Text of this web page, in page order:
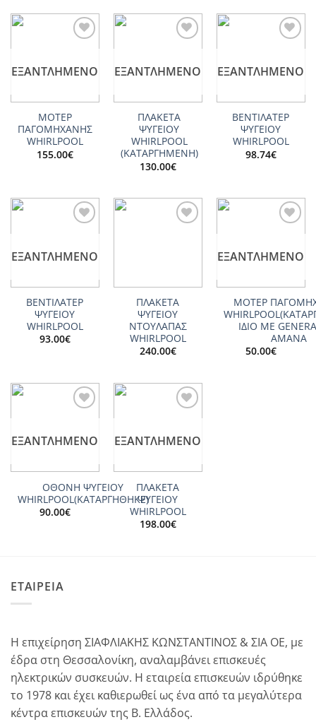
ΕΞΑΝΤΛΗΜΈΝΟ
ΜΟΤΕΡ
ΠΑΓΟΜΗΧΑΝΗΣ
WHIRLPOOL
155.00€
ΕΞΑΝΤΛΗΜΈΝΟ
ΠΛΑΚΕΤΑ
ΨΥΓΕΙΟΥ
WHIRLPOOL
(ΚΑΤΑΡΓΗΜΕΝΗ)
130.00€
ΕΞΑΝΤΛΗΜΈΝΟ
ΒΕΝΤΙΛΑΤΕΡ
ΨΥΓΕΙΟY
WHIRLPOOL
98.74€
ΕΞΑΝΤΛΗΜΈΝΟ
ΒΕΝΤΙΛΑΤΕΡ
ΨΥΓΕΙΟY
WHIRLPOOL
93.00€
ΠΛΑΚΕΤΑ
ΨΥΓΕΙΟΥ
ΝΤΟΥΛΑΠΑΣ
WHIRLPOOL
240.00€
ΕΞΑΝΤΛΗΜΈΝΟ
ΜΟΤΕΡ
ΙΔΙΟ ΜΕ
AMANA
50.00€
ΕΞΑΝΤΛΗΜΈΝΟ
ΟΘΟΝΗ ΨΥΓΕΙΟΥ
WHIRLPOOL(ΚΑΤΑΡΓΗΘΗΚΕ)
90.00€
ΕΞΑΝΤΛΗΜΈΝΟ
ΠΛΑΚΕΤΑ
ΨΥΓΕΙΟΥ
WHIRLPOOL
198.00€
ΕΤΑΙΡΕΙΑ
Η επιχείρηση ΣΙΑΦΛΙΑΚΗΣ ΚΩΝΣΤΑΝΤΙΝΟΣ & ΣΙΑ ΟΕ, με
έδρα στη Θεσσαλονίκη, αναλαμβάνει επισκευές
ηλεκτρικών συσκευών. Η εταιρεία επισκευών ιδρύθηκε
το 1978 και έχει καθιερωθεί ως ένα από τα μεγαλύτερα
κέντρα επισκευών της Β. Ελλάδος.